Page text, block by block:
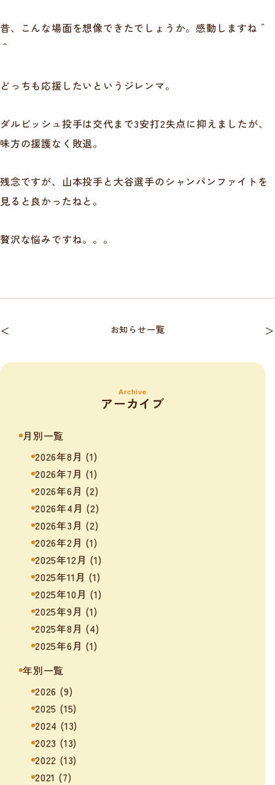
昔、こんな場面を想像できたでしょうか。感動しますね＾
＾
どっちも応援したいというジレンマ。
ダルビッシュ投手は交代まで3安打2失点に抑えましたが、
味方の援護なく敗退。
残念ですが、山本投手と大谷選手のシャンパンファイトを
見ると良かったねと。
贅沢な悩みですね。。。
＜ お知らせ一覧 ＞
Archive
アーカイブ
月別一覧
2026年8月 (1)
2026年7月 (1)
2026年6月 (2)
2026年4月 (2)
2026年3月 (2)
2026年2月 (1)
2025年12月 (1)
2025年11月 (1)
2025年10月 (1)
2025年9月 (1)
2025年8月 (4)
2025年6月 (1)
年別一覧
2026 (9)
2025 (15)
2024 (13)
2023 (13)
2022 (13)
2021 (7)